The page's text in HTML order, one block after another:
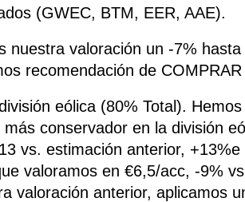
(GWEC, BTM, EER, AAE).
nuestra valoración un -7%
recomendación de COMPRAR
eólica (80% Total).
más conservador en la división
vs. estimación anterior,
valoramos en €6,5/acc, -9%
valoración anterior, aplicamos